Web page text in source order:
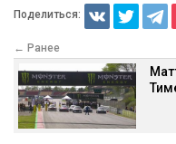
Поделиться:
← Ранее